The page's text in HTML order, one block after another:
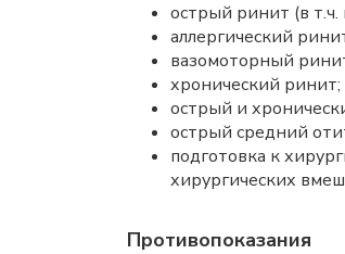
острый ринит (в
аллергический
вазомоторный
хронический ринит;
острый и
острый средний
подготовка к
хирургических
Противопоказания